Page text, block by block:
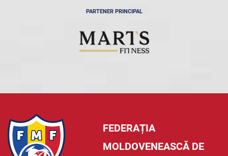
PARTENER PRINCIPAL
FEDERAȚIA
MOLDOVENEASCĂ DE